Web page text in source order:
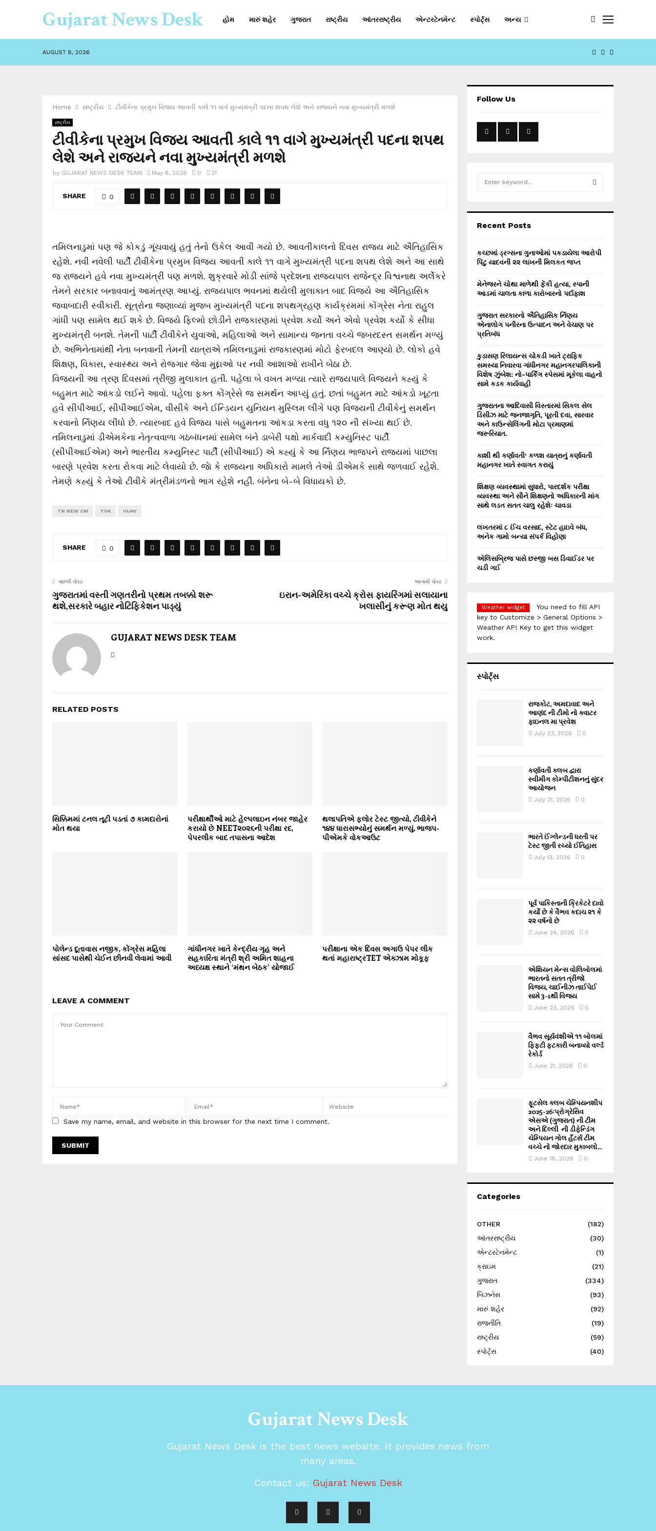
Gujarat News Desk હોમ મારું શહેર ગુજરાત રાષ્ટ્રીય આંતરરાષ્ટ્રીય એન્ટરટેનમેન્ટ સ્પોર્ટ્સ અન્ય
AUGUST 8, 2026 FACEBOOK
YOUTUBE
Home રાષ્ટ્રીય ટીવીકેના પ્રમુખ વિજય આવતી કાલે ૧૧ વાગે મુખ્યમંત્રી પદના શપથ લેશે અને રાજ્યને નવા મુખ્યમંત્રી મળશે
રાષ્ટ્રીય
ટીવીકેના પ્રમુખ વિજય આવતી કાલે ૧૧ વાગે મુખ્યમંત્રી પદના શપથ
લેશે અને રાજ્યને નવા મુખ્યમંત્રી મળશે
by GUJARAT NEWS DESK TEAM May 8, 2026 0 21
SHARE 0
તમિલનાડુમાં પણ જે કોકડું ગૂંચવાયું હતું તેનો ઉકેલ આવી ગયો છે. આવતીકાલનો દિવસ રાજ્ય માટે ઐતિહાસિક
રહેશે. નવી નવેલી પાર્ટી ટીવીકેના પ્રમુખ વિજય આવતી કાલે ૧૧ વાગે મુખ્યમંત્રી પદના શપથ લેશે અને આ સાથે
જ રાજ્યને હવે નવા મુખ્યમંત્રી પણ મળશે. શુક્રવારે મોડી સાંજે પ્રદેશના રાજ્યપાલ રાજેન્દ્ર વિશ્વનાથ અર્લેકરે
તેમને સરકાર બનાવવાનું આમંત્રણ આપ્યું. રાજ્યપાલ ભવનમાં થયેલી મુલાકાત બાદ વિજયે આ ઐતિહાસિક
જવાબદારી સ્વીકારી. સૂત્રોના જણાવ્યાં મુજબ મુખ્યમંત્રી પદના શપથગ્રહણ કાર્યક્રમમાં કોંગ્રેસ નેતા રાહુલ
ગાંધી પણ સામેલ થઈ શકે છે. વિજયે ફિલ્મો છોડીને રાજકારણમાં પ્રવેશ કર્યો અને એવો પ્રવેશ કર્યો કે સીધા
મુખ્યમંત્રી બનશે. તેમની પાર્ટી ટીવીકેને યુવાઓ, મહિલાઓ અને સામાન્ય જનતા વચ્ચે જબરદસ્ત સમર્થન મળ્યું
છે. અભિનેતામાંથી નેતા બનવાની તેમની યાત્રાએ તમિલનાડુમાં રાજકારણમાં મોટો ફેરબદલ આણ્યો છે. લોકો હવે
શિક્ષણ, વિકાસ, સ્વાસ્થ્ય અને રોજગાર જેવા મુદ્દાઓ પર નવી આશાઓ રાખીને બેઠા છે.
વિજયની આ ત્રણ દિવસમાં ત્રીજી મુલાકાત હતી. પહેલા બે વખત મળ્યા ત્યારે રાજ્યપાલે વિજયને કહ્યું કે
બહુમત માટે આંકડો લઈને આવો. પહેલા ફક્ત કોંગ્રેસે જ સમર્થન આપ્યું હતું. છતાં બહુમત માટે આંકડો ખૂટતા
હવે સીપીઆઈ, સીપીઆઈએમ, વીસીકે અને ઈન્ડિયન યુનિયન મુસ્લિમ લીગે પણ વિજયની ટીવીકેનું સમર્થન
કરવાનો ર્નિણય લીધો છે. ત્યારબાદ હવે વિજય પાસે બહુમતના આંકડા કરતા વધુ ૧૨૦ ની સંખ્યા થઈ છે.
તમિલનાડુમાં ડીએમકેના નેતૃત્વવાળા ગઠબંધનમાં સામેલ બંને ડાબેરી પક્ષો માર્કવાદી કમ્યુનિસ્ટ પાર્ટી
(સીપીઆઈએમ) અને ભારતીય કમ્યુનિસ્ટ પાર્ટી (સીપીઆઈ) એ કહ્યું કે આ ર્નિણય ભાજપને રાજ્યમાં પાછલા
બારણે પ્રવેશ કરતા રોકવા માટે લેવાયો છે. જાે કે રાજ્યના અધિકારો મામલે તેઓ ડીએમકે સાથે જળવાઈ રહેશે.
તેમણે કહ્યું કે તેઓ ટીવીકે મંત્રીમંડળનો ભાગ રહેશે નહીં. બંનેના બે-બે વિધાયકો છે.
TN NEW CM TVK VIJAY
SHARE 0
પાછલી પોસ્ટ
ગુજરાતમાં વસ્તી ગણતરીનો પ્રથમ તબક્કો શરૂ
થશે,સરકારે બહાર નોટિફિકેશન પાડ્યું
આગામી પોસ્ટ
ઇરાન-અમેરિકા વચ્ચે ક્રોસ ફાયરિંગમાં સલાયાના
ખલાસીનું કરૂણ મોત થયુ
GUJARAT NEWS DESK TEAM
RELATED POSTS
સિક્કિમમાં ટનલ તૂટી પડતાં ૭ કામદારોનાં
મોત થયા
પરીક્ષાર્થીઓ માટે હેલ્પલાઇન નંબર જાહેર
કરાયો છે NEET૨૦૨૬ની પરીક્ષા રદ,
પેપરલીક બાદ તપાસના આદેશ
થલાપતિએ ફ્લોર ટેસ્ટ જીત્યો, ટીવીકેને
૧૪૪ ધારાસભ્યોનું સમર્થન મળ્યું, ભાજપ-
પીએમકે વોકઆઉટ
પોલેન્ડ દૂતાવાસ નજીક, કોંગ્રેસ મહિલા
સાંસદ પાસેથી ચેઈન છીનવી લેવામાં આવી
ગાંધીનગર ખાતે કેન્દ્રીય ગૃહ અને
સહકારિતા મંત્રી શ્રી અમિત શાહના
અધ્યક્ષ સ્થાને ‘મંથન બેઠક’ યોજાઈ
પરીક્ષાના એક દિવસ અગાઉ પેપર લીક
થતાં મહારાષ્ટ્રTET એક્ઝામ મોકૂફ
LEAVE A COMMENT
Save my name, email, and website in this browser for the next time I comment.
Follow Us
h
o
r
Recent Posts
કચ્છમાં ડ્રગ્સના ગુનાઓમાં પકડાયેલા આરોપી
પિંટુ યાદવની ૨૨ લાખની મિલકત જપ્ત
મેનેજરને ચોથા માળેથી ફેંકી હત્યા, સ્પાની
આડમાં ચાલતા કાળા કારોબારનો પર્દાફાશ
ગુજરાત સરકારનો ઐતિહાસિક ર્નિણય
એનાલોગ પનીરના ઉત્પાદન અને વેચાણ પર
પ્રતિબંધ
કુડાસણ રિલાયન્સ ચોકડી ખાતે ટ્રાફિક
સમસ્યા નિવારવા ગાંધીનગર મહાનગરપાલિકાની
વિશેષ ઝુંબેશ: નો-પાર્કિંગ સ્પેસમાં મૂકેલા વાહનો
સામે કડક કાર્યવાહી
ગુજરાતના આદિવાસી વિસ્તારમાં સિકલ સેલ
ડિસીઝ માટે જનજાગૃતિ, પૂરતી દવા, સારવાર
અને કાઉન્સેલિંગની મોટા પ્રમાણમાં
જરૂરિયાત.
કાશી થી કર્ણાવતી‘ કળશ યાત્રાનું કર્ણાવતી
મહાનગર ખાતે સ્વાગત કરાયું
શિક્ષણ વ્યવસ્થામાં સુધારો, પારદર્શક પરીક્ષા
વ્યવસ્થા અને સૌને શિક્ષણનો અધિકારની માંગ
સાથે લડત સતત ચાલુ રહેશેઃ ચાવડા
લખતરમાં ૮ ઈંચ વરસાદ, સ્ટેટ હાઇવે બંધ,
અનેક ગામો બન્યા સંપર્ક વિહોણા
એલિસબ્રિજ પાસે છસ્જી બસ ડિવાઈડર પર
ચડી ગઈ
Weather widget
You need to fill API
key to Customize > General Options >
Weather API Key to get this widget
work.
સ્પોર્ટ્સ
રાજકોટ, અમદાવાદ અને
આણંદ ની ટીમો નો ક્વાટર
ફાઇનલ મા પ્રવેશ
July 23, 2026 0
કર્ણાવતી ક્લબ દ્વારા
સ્વીમીંગ કોમ્પીટીશનનું સુંદર
આયોજન
July 21, 2026 0
ભારતે ઈંગ્લેન્ડની ધરતી પર
ટેસ્ટ જીતી રચ્યો ઈતિહાસ
July 13, 2026 0
પૂર્વ પાકિસ્તાની ક્રિકેટરે દાવો
કર્યો છે કે વૈભવ કદાચ ૨૧ કે
૨૨ વર્ષનો છે
June 24, 2026 0
એશિયન મેન્સ વોલિબોલમાં
ભારતનો સતત ત્રીજો
વિજય, ચાઈનીઝ તાઈપેઈ
સામે 3-1થી વિજય
June 23, 2026 0
વૈભવ સૂર્યવંશીએ ૧૧ બોલમાં
ફિફ્ટી ફટકારી બનાવ્યો વર્લ્ડ
રેકોર્ડ
June 21, 2026 0
ફૂટસેલ ક્લબ ચેમ્પિયનશીપ
2025-26ઃપ્રોગ્રેસિવ
એસએ (ગુજરાત) ની ટીમ
અને દિલ્લી ની ડીફેન્ડિંગ
ચેમ્પિયન ગોલ હઁટર્સ ટીમ
વચ્ચે નો જોરદાર મુકાબલો...
June 18, 2026 0
Categories
OTHER
(182)
આંતરરાષ્ટ્રીય
(30)
એન્ટરટેનમેન્ટ
(1)
ક્રાઇમ
(21)
ગુજરાત
(334)
બિઝનેસ
(93)
મારું શહેર
(92)
રાજનીતિ
(19)
રાષ્ટ્રીય
(59)
સ્પોર્ટ્સ
(40)
Gujarat News Desk
Gujarat News Desk is the best news website. It provides news from
many areas.
Contact us: Gujarat News Desk